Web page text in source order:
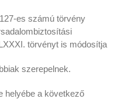
es számú törvény
törvényt is módosítja
szerepelnek.
helyébe a következő